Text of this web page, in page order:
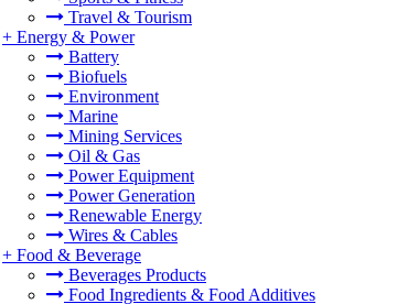
Travel & Tourism
+ Energy & Power
Battery
Biofuels
Environment
Marine
Mining Services
Oil & Gas
Power Equipment
Power Generation
Renewable Energy
Wires & Cables
+ Food & Beverage
Beverages Products
Food Ingredients & Food Additives